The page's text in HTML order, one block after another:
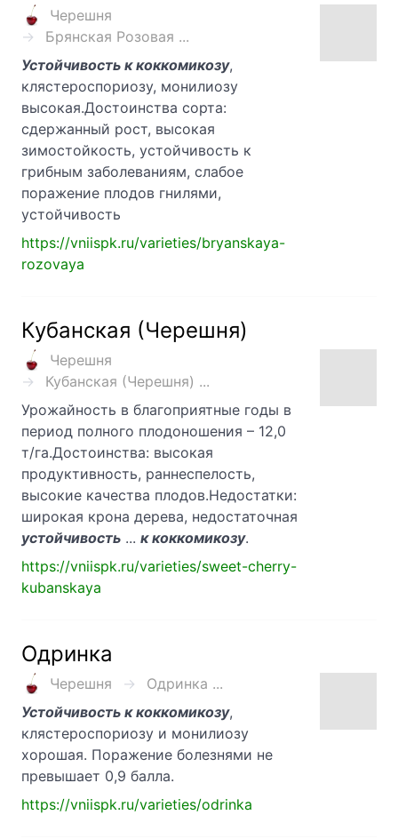
Черешня
Брянская Розовая ...
Устойчивость к коккомикозу,
клястероспориозу, монилиозу
высокая.Достоинства сорта:
сдержанный рост, высокая
зимостойкость, устойчивость к
грибным заболеваниям, слабое
поражение плодов гнилями,
устойчивость
https://vniispk.ru/varieties/bryanskaya-
rozovaya
Кубанская (Черешня)
Черешня
Кубанская (Черешня) ...
Урожайность в благоприятные годы в
период полного плодоношения – 12,0
т/га.Достоинства: высокая
продуктивность, раннеспелость,
высокие качества плодов.Недостатки:
широкая крона дерева, недостаточная
устойчивость ... к коккомикозу.
https://vniispk.ru/varieties/sweet-cherry-
kubanskaya
Одринка
Черешня
Одринка ...
Устойчивость к коккомикозу,
клястероспориозу и монилиозу
хорошая. Поражение болезнями не
превышает 0,9 балла.
https://vniispk.ru/varieties/odrinka